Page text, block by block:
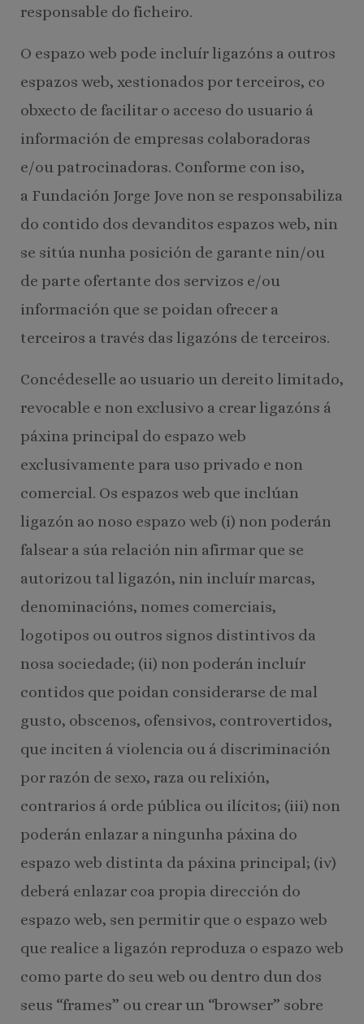
responsable do ficheiro.
O espazo web pode incluír ligazóns a outros
espazos web, xestionados por terceiros, co
obxecto de facilitar o acceso do usuario á
información de empresas colaboradoras
e/ou patrocinadoras. Conforme con iso,
a Fundación Jorge Jove non se responsabiliza
do contido dos devanditos espazos web, nin
se sitúa nunha posición de garante nin/ou
de parte ofertante dos servizos e/ou
información que se poidan ofrecer a
terceiros a través das ligazóns de terceiros.
Concédeselle ao usuario un dereito limitado,
revocable e non exclusivo a crear ligazóns á
páxina principal do espazo web
exclusivamente para uso privado e non
comercial. Os espazos web que inclúan
ligazón ao noso espazo web (i) non poderán
falsear a súa relación nin afirmar que se
autorizou tal ligazón, nin incluír marcas,
denominacións, nomes comerciais,
logotipos ou outros signos distintivos da
nosa sociedade; (ii) non poderán incluír
contidos que poidan considerarse de mal
gusto, obscenos, ofensivos, controvertidos,
que inciten á violencia ou á discriminación
por razón de sexo, raza ou relixión,
contrarios á orde pública ou ilícitos; (iii) non
poderán enlazar a ningunha páxina do
espazo web distinta da páxina principal; (iv)
deberá enlazar coa propia dirección do
espazo web, sen permitir que o espazo web
que realice a ligazón reproduza o espazo web
como parte do seu web ou dentro dun dos
seus “frames” ou crear un “browser” sobre